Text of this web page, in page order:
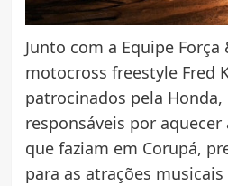
Junto com a Equipe
motocross freestyle Fred
patrocinados pela
responsáveis por
que faziam em Corupá,
para as atrações